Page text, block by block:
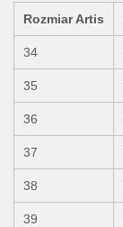
Rozmiar Artis
34
35
36
37
38
39